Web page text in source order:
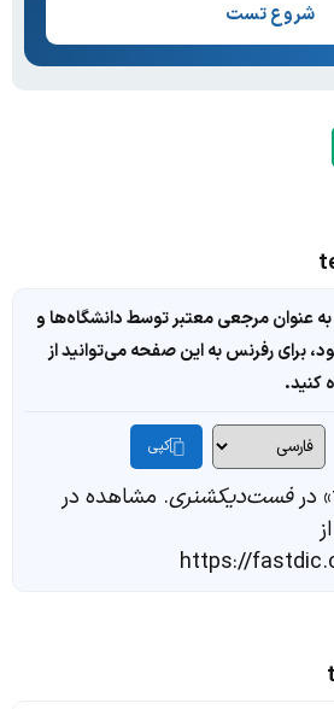
شروع تست
عنوان مرجعی معتبر توسط دانشگاه‌ها و
برای رفرنس به این صفحه می‌توانید از
کنید.
کپی
فست‌دیکشنری. مشاهده در
۱۴۰۵، از
https://